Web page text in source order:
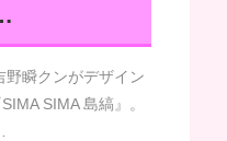
野瞬クンがデザイン
SIMA 島縞』。